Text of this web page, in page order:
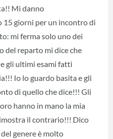
Mi danno
giorni per un incontro di
mi ferma solo uno dei
del reparto mi dice che
gli ultimi esami fatti
Io lo guardo basita e gli
di quello che dice!!! Gli
hanno in mano la mia
il contrario!!! Dico
genere è molto